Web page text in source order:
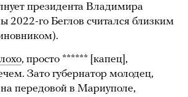
президента Владимира
2022-го Беглов считался близким
, просто ****** [капец],
Зато губернатор молодец,
передовой в Мариуполе,